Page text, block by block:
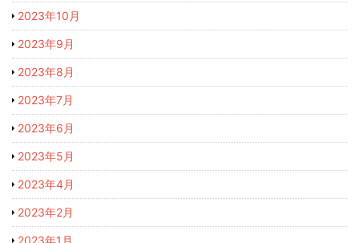
2023年10月
2023年9月
2023年8月
2023年7月
2023年6月
2023年5月
2023年4月
2023年2月
2023年1月